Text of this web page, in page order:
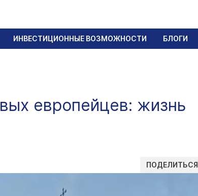
ИНВЕСТИЦИОННЫЕ ВОЗМОЖНОСТИ БЛОГИ
европейцев: жизнь
ПОДЕЛИТЬСЯ